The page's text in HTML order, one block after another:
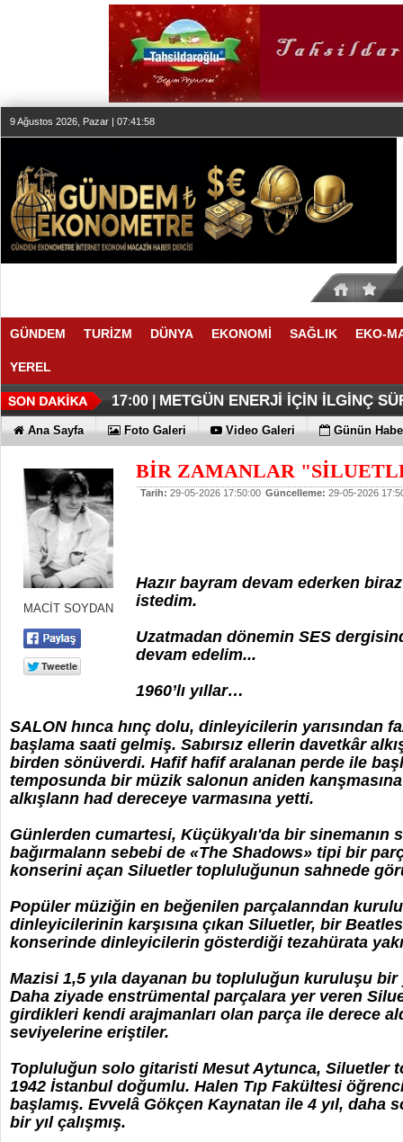
9 Ağustos 2026, Pazar | 07:41:59
GÜNDEM TURİZM DÜNYA EKONOMİ SAĞLIK EKO-
YEREL
17:11 |O ANLAŞMADA NELER VAR
17:08 |O TAHMİNDE YÜKSELME VAR
17:00 | METGÜN ENERJİ İÇİN İLGİNÇ
12:17 |THY REKOR KIRMAYI SEVİYOR
12:02 |ÖZEL FİYATLARLA GELDİLER
11:56 |İŞTE HONOR MAGIC V6
11:53 |TECNO'DA YENİLİKLER VAR
Ana Sayfa Foto Galeri Video Galeri Günün
MACİT SOYDAN
BİR ZAMANLAR
Tarih: 29-05-2026 17:50:00 Güncelleme: 29-05-2026
Hazır bayram devam ederken
istedim.
Uzatmadan dönemin SES
devam edelim...
1960’lı yıllar…
SALON hınca hınç dolu, dinleyicilerin yarısından
başlama saati gelmiş. Sabırsız ellerin davetkâr
birden sönüverdi. Hafif hafif aralanan perde ile
temposunda bir müzik salonun aniden kanşmasına
alkışlann had dereceye varmasına yetti.
Günlerden cumartesi, Küçükyalı'da bir sinemanın
bağırmalann sebebi de «The Shadows» tipi bir
konserini açan Siluetler topluluğunun sahnede
Popüler müziğin en beğenilen parçalanndan
dinleyicilerinin karşısına çıkan Siluetler, bir
konserinde dinleyicilerin gösterdiği tezahürata
Mazisi 1,5 yıla dayanan bu topluluğun kuruluşu bir
Daha ziyade enstrümental parçalara yer veren
girdikleri kendi arajmanları olan parça ile derece
seviyelerine eriştiler.
Topluluğun solo gitaristi Mesut Aytunca, Siluetler
1942 İstanbul doğumlu. Halen Tıp Fakültesi
başlamış. Evvelâ Gökçen Kaynatan ile 4 yıl, daha
bir yıl çalışmış.